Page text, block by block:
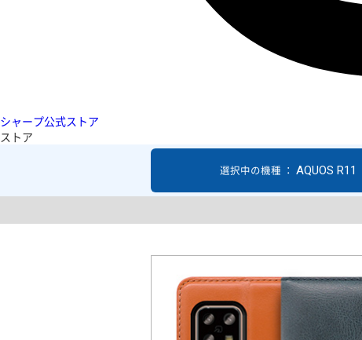
シャープ公式ストア
ストア
選択中の機種 ： AQUOS R11